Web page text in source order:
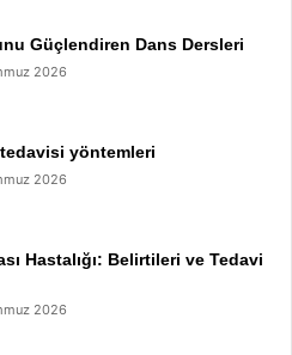
Güçlendiren Dans Dersleri
2026
tedavisi yöntemleri
2026
Hastalığı: Belirtileri ve Tedavi
2026